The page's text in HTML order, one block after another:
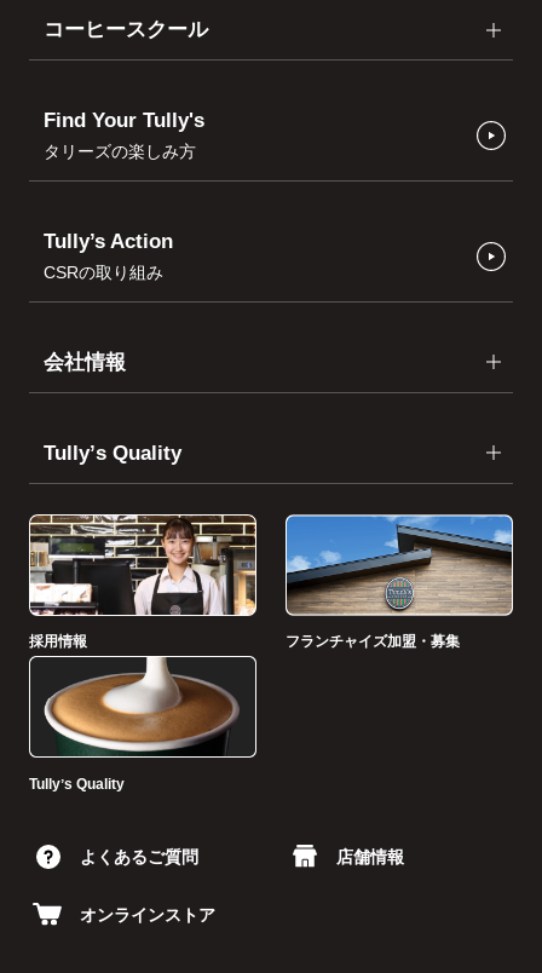
コーヒースクール
Find Your Tully's
タリーズの楽しみ方
Tully’s Action
CSRの取り組み
会社情報
Tullyʼs Quality
採用情報 フランチャイズ加盟・募集
Tullyʼs Quality
よくあるご質問 店舗情報
オンラインストア